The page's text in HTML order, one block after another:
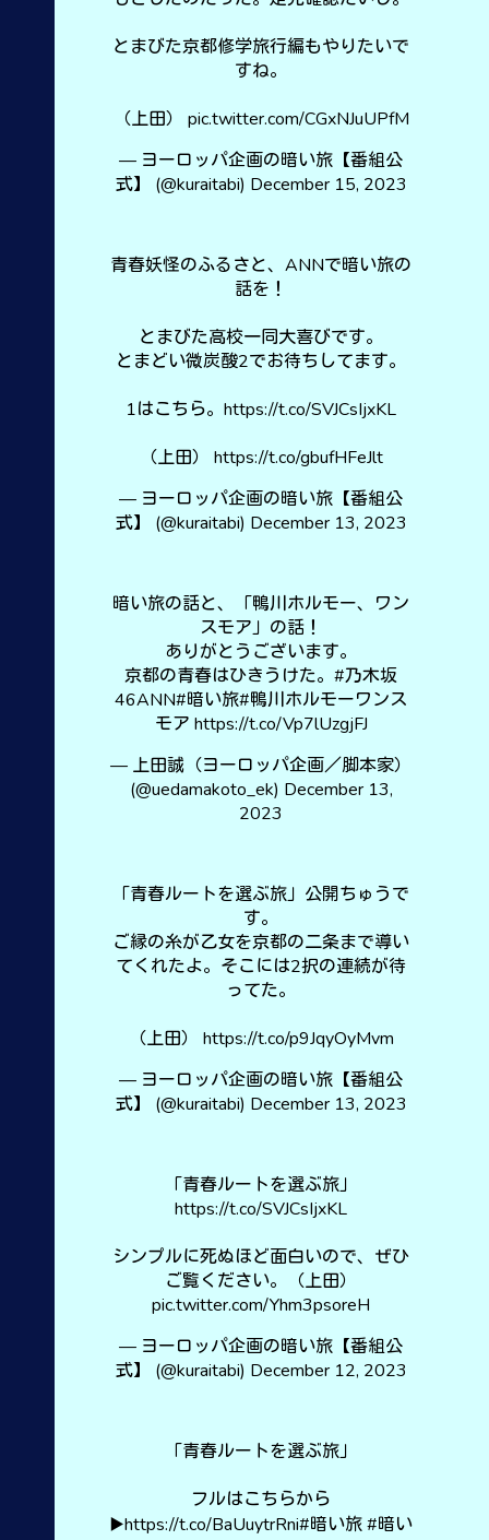
とまびた京都修学旅行編もやりたいで
すね。
（上田） pic.twitter.com/CGxNJuUPfM
— ヨーロッパ企画の暗い旅【番組公
式】 (@kuraitabi) December 15, 2023
青春妖怪のふるさと、ANNで暗い旅の
話を！
とまびた高校一同大喜びです。
とまどい微炭酸2でお待ちしてます。
1はこちら。https://t.co/SVJCsIjxKL
（上田） https://t.co/gbufHFeJlt
— ヨーロッパ企画の暗い旅【番組公
式】 (@kuraitabi) December 13, 2023
暗い旅の話と、「鴨川ホルモー、ワン
スモア」の話！
ありがとうございます。
京都の青春はひきうけた。#乃木坂
46ANN#暗い旅#鴨川ホルモーワンス
モア https://t.co/Vp7lUzgjFJ
— 上田誠（ヨーロッパ企画／脚本家）
(@uedamakoto_ek) December 13,
2023
「青春ルートを選ぶ旅」公開ちゅうで
す。
ご縁の糸が乙女を京都の二条まで導い
てくれたよ。そこには2択の連続が待
ってた。
（上田） https://t.co/p9JqyOyMvm
— ヨーロッパ企画の暗い旅【番組公
式】 (@kuraitabi) December 13, 2023
「青春ルートを選ぶ旅」
https://t.co/SVJCsIjxKL
シンプルに死ぬほど面白いので、ぜひ
ご覧ください。（上田）
pic.twitter.com/Yhm3psoreH
— ヨーロッパ企画の暗い旅【番組公
式】 (@kuraitabi) December 12, 2023
「青春ルートを選ぶ旅」
フルはこちらから
▶️https://t.co/BaUuytrRni#暗い旅 #暗い